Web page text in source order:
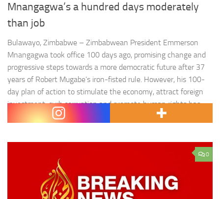
Mnangagwa’s a hundred days moderately
than job
Bulawayo, Zimbabwe – Zimbabwean President Emmerson
Mnangagwa took office 100 days ago, promising change and
progressive steps towards a more democratic future after 37
years of Robert Mugabe’s iron-fisted rule. However, his 100-
day plan of action to stimulate the economy, attract foreign
investment, curb corruption and promote human rights has
received mixed reviews in the…
0